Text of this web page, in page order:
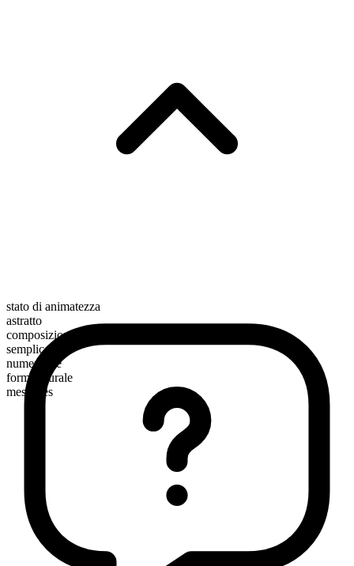
stato di animatezza
astratto
composizione morfologica
semplice
numerabile
forma plurale
messages